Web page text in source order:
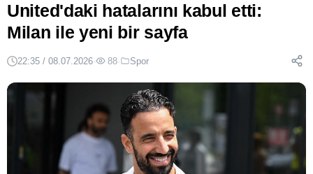
United'daki hatalarını kabul etti:
Milan ile yeni bir sayfa
22:35 / 08.07.2026· 88· Spor